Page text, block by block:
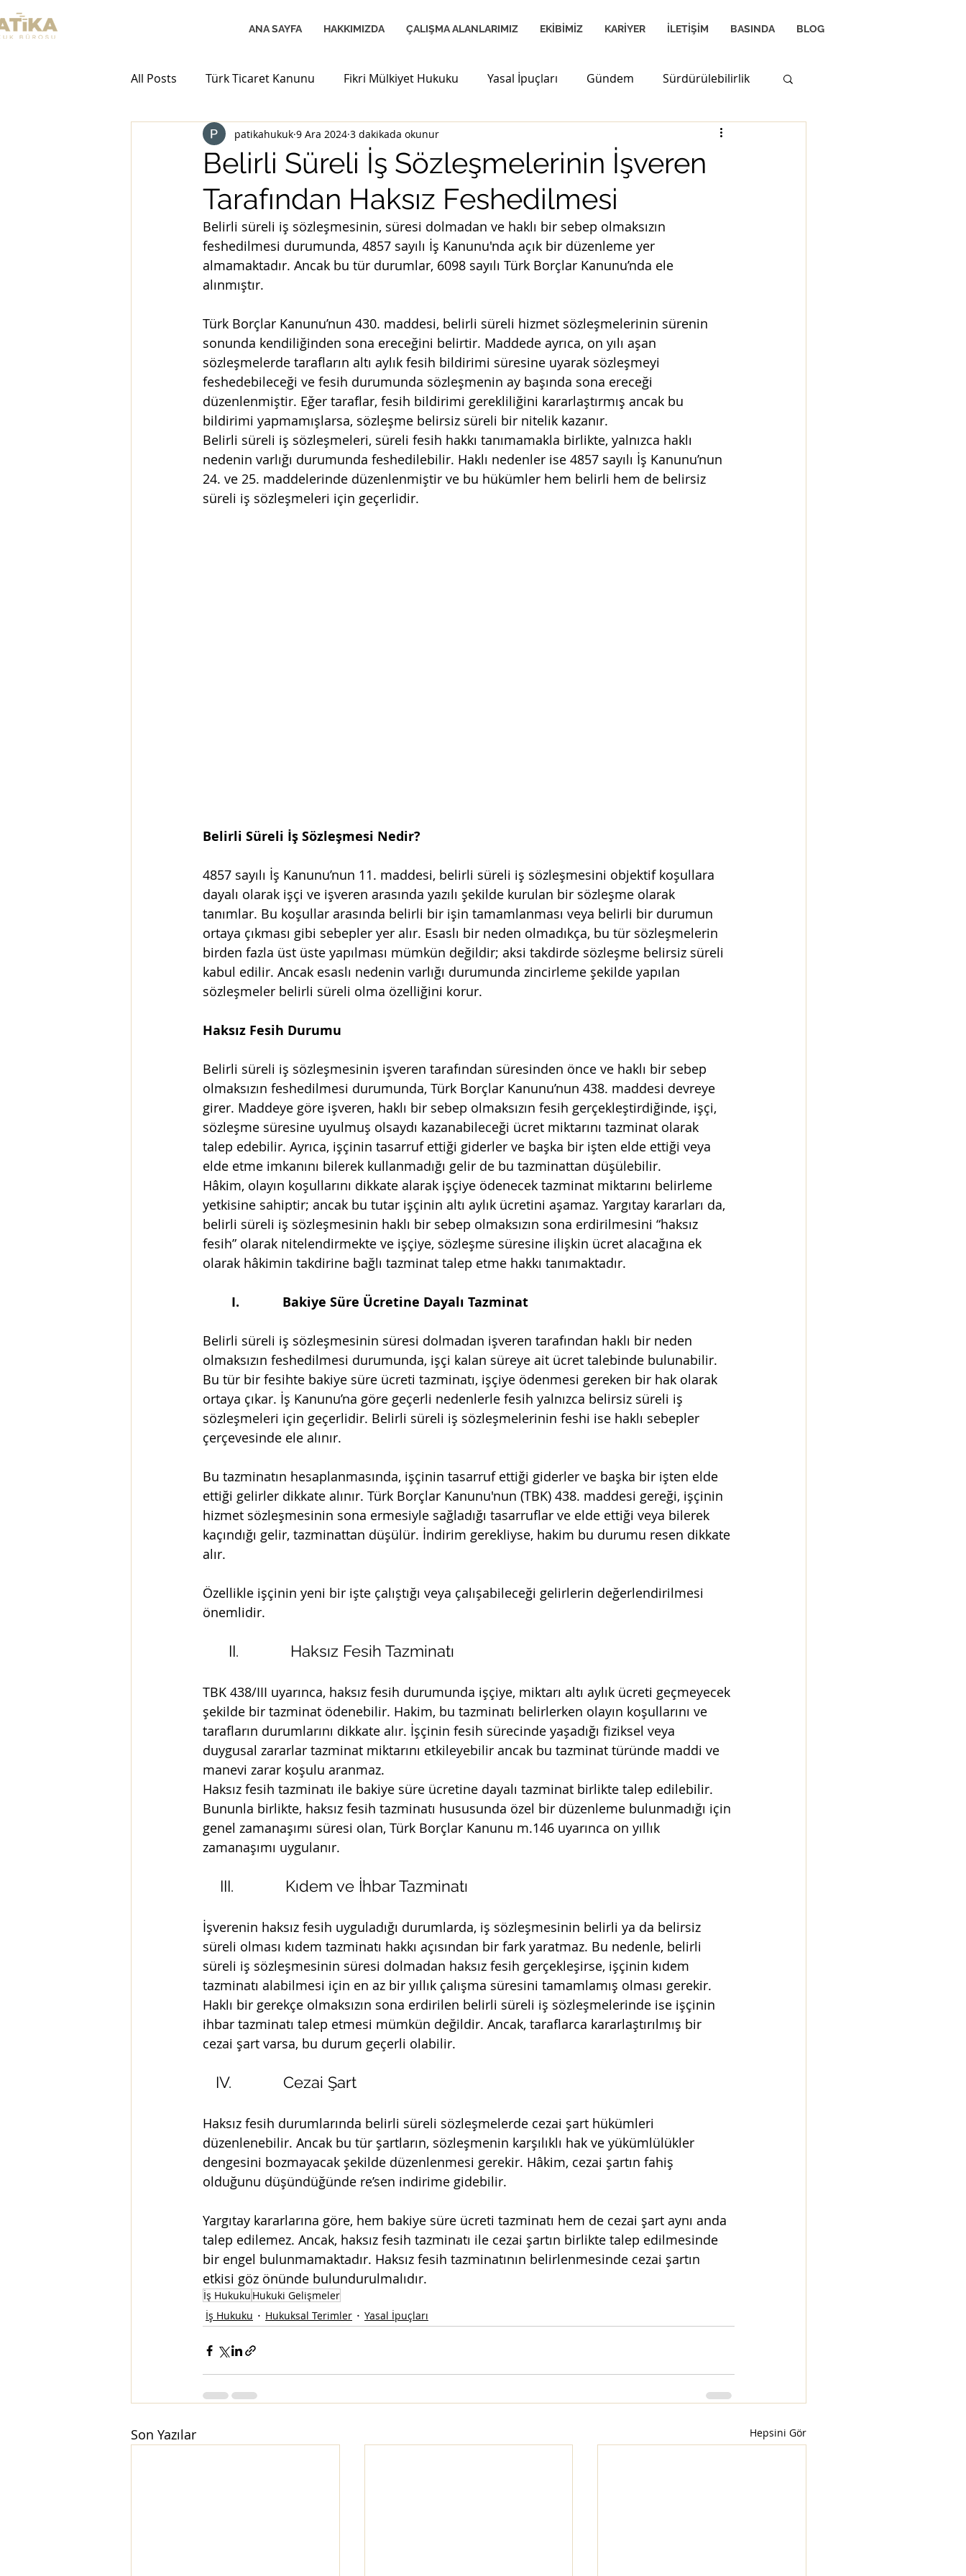
ANA SAYFA HAKKIMIZDA ÇALIŞMA ALANLARIMIZ EKİBİMİZ KARİYER İLETİŞİM BASINDA BLOG
All Posts Türk Ticaret Kanunu Fikri Mülkiyet Hukuku Yasal İpuçları Gündem Sürdürülebilirlik
Sigorta Hukuku Uzmanına Sorun Trafik Kazaları Davaları Vergi Hukuku
Sulh Ceza Finansal Suçlar Aile Hukuku Yapay Zeka Düzenlemesi İş Hukuku
Uluslararası Taşıma Hukuku Kişisel Verilerin Korunması Tüketici Hakları Ceza Hukuku
Hukuksal Gelişmeler Türk Medeni Kanunu Türk Borçlar Kanunu Sağlık Hukuku
E Ticaret Kanunu ceza
Belirli Süreli İş Sözleşmelerinin İşveren
Tarafından Haksız Feshedilmesi
patikahukuk 9 Ara 2024 3 dakikada okunur
Belirli süreli iş sözleşmesinin, süresi dolmadan ve haklı bir sebep olmaksızın
feshedilmesi durumunda, 4857 sayılı İş Kanunu'nda açık bir düzenleme yer
almamaktadır. Ancak bu tür durumlar, 6098 sayılı Türk Borçlar Kanunu’nda ele
alınmıştır.
Türk Borçlar Kanunu’nun 430. maddesi, belirli süreli hizmet sözleşmelerinin sürenin
sonunda kendiliğinden sona ereceğini belirtir. Maddede ayrıca, on yılı aşan
sözleşmelerde tarafların altı aylık fesih bildirimi süresine uyarak sözleşmeyi
feshedebileceği ve fesih durumunda sözleşmenin ay başında sona ereceği
düzenlenmiştir. Eğer taraflar, fesih bildirimi gerekliliğini kararlaştırmış ancak bu
bildirimi yapmamışlarsa, sözleşme belirsiz süreli bir nitelik kazanır.
Belirli süreli iş sözleşmeleri, süreli fesih hakkı tanımamakla birlikte, yalnızca haklı
nedenin varlığı durumunda feshedilebilir. Haklı nedenler ise 4857 sayılı İş Kanunu’nun
24. ve 25. maddelerinde düzenlenmiştir ve bu hükümler hem belirli hem de belirsiz
süreli iş sözleşmeleri için geçerlidir.
Belirli Süreli İş Sözleşmesi Nedir?
4857 sayılı İş Kanunu’nun 11. maddesi, belirli süreli iş sözleşmesini objektif koşullara
dayalı olarak işçi ve işveren arasında yazılı şekilde kurulan bir sözleşme olarak
tanımlar. Bu koşullar arasında belirli bir işin tamamlanması veya belirli bir durumun
ortaya çıkması gibi sebepler yer alır. Esaslı bir neden olmadıkça, bu tür sözleşmelerin
birden fazla üst üste yapılması mümkün değildir; aksi takdirde sözleşme belirsiz süreli
kabul edilir. Ancak esaslı nedenin varlığı durumunda zincirleme şekilde yapılan
sözleşmeler belirli süreli olma özelliğini korur.
Haksız Fesih Durumu
Belirli süreli iş sözleşmesinin işveren tarafından süresinden önce ve haklı bir sebep
olmaksızın feshedilmesi durumunda, Türk Borçlar Kanunu’nun 438. maddesi devreye
girer. Maddeye göre işveren, haklı bir sebep olmaksızın fesih gerçekleştirdiğinde, işçi,
sözleşme süresine uyulmuş olsaydı kazanabileceği ücret miktarını tazminat olarak
talep edebilir. Ayrıca, işçinin tasarruf ettiği giderler ve başka bir işten elde ettiği veya
elde etme imkanını bilerek kullanmadığı gelir de bu tazminattan düşülebilir.
Hâkim, olayın koşullarını dikkate alarak işçiye ödenecek tazminat miktarını belirleme
yetkisine sahiptir; ancak bu tutar işçinin altı aylık ücretini aşamaz. Yargıtay kararları da,
belirli süreli iş sözleşmesinin haklı bir sebep olmaksızın sona erdirilmesini “haksız
fesih” olarak nitelendirmekte ve işçiye, sözleşme süresine ilişkin ücret alacağına ek
olarak hâkimin takdirine bağlı tazminat talep etme hakkı tanımaktadır.
I.            Bakiye Süre Ücretine Dayalı Tazminat
Belirli süreli iş sözleşmesinin süresi dolmadan işveren tarafından haklı bir neden
olmaksızın feshedilmesi durumunda, işçi kalan süreye ait ücret talebinde bulunabilir.
Bu tür bir fesihte bakiye süre ücreti tazminatı, işçiye ödenmesi gereken bir hak olarak
ortaya çıkar. İş Kanunu’na göre geçerli nedenlerle fesih yalnızca belirsiz süreli iş
sözleşmeleri için geçerlidir. Belirli süreli iş sözleşmelerinin feshi ise haklı sebepler
çerçevesinde ele alınır.
Bu tazminatın hesaplanmasında, işçinin tasarruf ettiği giderler ve başka bir işten elde
ettiği gelirler dikkate alınır. Türk Borçlar Kanunu'nun (TBK) 438. maddesi gereği, işçinin
hizmet sözleşmesinin sona ermesiyle sağladığı tasarruflar ve elde ettiği veya bilerek
kaçındığı gelir, tazminattan düşülür. İndirim gerekliyse, hakim bu durumu resen dikkate
alır.
Özellikle işçinin yeni bir işte çalıştığı veya çalışabileceği gelirlerin değerlendirilmesi
önemlidir.
II.            Haksız Fesih Tazminatı
TBK 438/III uyarınca, haksız fesih durumunda işçiye, miktarı altı aylık ücreti geçmeyecek
şekilde bir tazminat ödenebilir. Hakim, bu tazminatı belirlerken olayın koşullarını ve
tarafların durumlarını dikkate alır. İşçinin fesih sürecinde yaşadığı fiziksel veya
duygusal zararlar tazminat miktarını etkileyebilir ancak bu tazminat türünde maddi ve
manevi zarar koşulu aranmaz.
Haksız fesih tazminatı ile bakiye süre ücretine dayalı tazminat birlikte talep edilebilir.
Bununla birlikte, haksız fesih tazminatı hususunda özel bir düzenleme bulunmadığı için
genel zamanaşımı süresi olan, Türk Borçlar Kanunu m.146 uyarınca on yıllık
zamanaşımı uygulanır.
III.            Kıdem ve İhbar Tazminatı
İşverenin haksız fesih uyguladığı durumlarda, iş sözleşmesinin belirli ya da belirsiz
süreli olması kıdem tazminatı hakkı açısından bir fark yaratmaz. Bu nedenle, belirli
süreli iş sözleşmesinin süresi dolmadan haksız fesih gerçekleşirse, işçinin kıdem
tazminatı alabilmesi için en az bir yıllık çalışma süresini tamamlamış olması gerekir.
Haklı bir gerekçe olmaksızın sona erdirilen belirli süreli iş sözleşmelerinde ise işçinin
ihbar tazminatı talep etmesi mümkün değildir. Ancak, taraflarca kararlaştırılmış bir
cezai şart varsa, bu durum geçerli olabilir.
IV.            Cezai Şart
Haksız fesih durumlarında belirli süreli sözleşmelerde cezai şart hükümleri
düzenlenebilir. Ancak bu tür şartların, sözleşmenin karşılıklı hak ve yükümlülükler
dengesini bozmayacak şekilde düzenlenmesi gerekir. Hâkim, cezai şartın fahiş
olduğunu düşündüğünde re’sen indirime gidebilir.
Yargıtay kararlarına göre, hem bakiye süre ücreti tazminatı hem de cezai şart aynı anda
talep edilemez. Ancak, haksız fesih tazminatı ile cezai şartın birlikte talep edilmesinde
bir engel bulunmamaktadır. Haksız fesih tazminatının belirlenmesinde cezai şartın
etkisi göz önünde bulundurulmalıdır.
İş Hukuku Hukuki Gelişmeler
İş Hukuku
Hukuksal Terimler Yasal İpuçları
Son Yazılar Hepsini Gör